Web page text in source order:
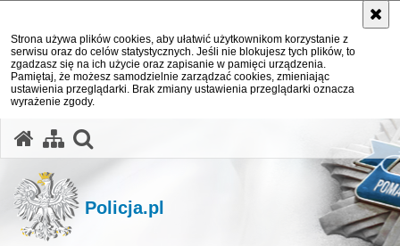
Strona używa plików cookies, aby ułatwić użytkownikom korzystanie z
serwisu oraz do celów statystycznych. Jeśli nie blokujesz tych plików, to
zgadzasz się na ich użycie oraz zapisanie w pamięci urządzenia.
Pamiętaj, że możesz samodzielnie zarządzać cookies, zmieniając
ustawienia przeglądarki. Brak zmiany ustawienia przeglądarki oznacza
wyrażenie zgody.
Policja.pl